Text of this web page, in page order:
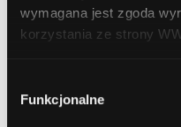
wymagana jest zgoda
korzystania ze strony
formy korzystania z
zgody
Funkcjonalne
ING Bank Śląski ,
83
Bank Polska Kasa